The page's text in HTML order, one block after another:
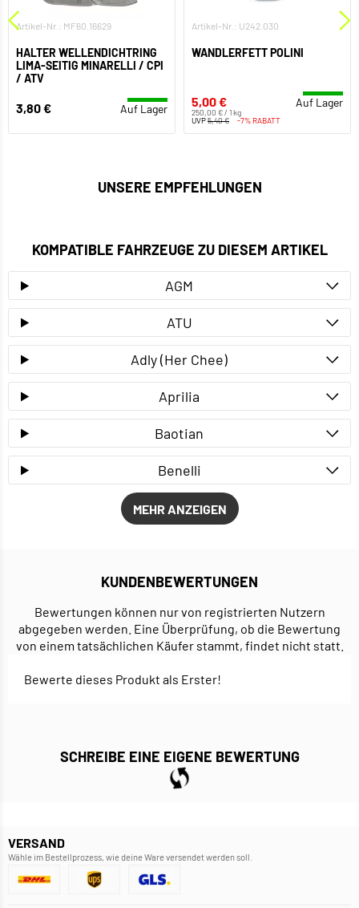
Artikel-Nr.: MF60.16629
HALTER WELLENDICHTRING
LIMA-SEITIG MINARELLI / CPI
/ ATV
3,80 € Auf Lager
Artikel-Nr.: U242.030
WANDLERFETT POLINI
5,00 €
250,00 € / 1 kg
Auf Lager
UVP5,40 € -7% RABATT
UNSERE EMPFEHLUNGEN
KOMPATIBLE FAHRZEUGE ZU DIESEM ARTIKEL
AGM
ATU
Adly (Her Chee)
Aprilia
Baotian
Benelli
MEHR ANZEIGEN
KUNDENBEWERTUNGEN
Bewertungen können nur von registrierten Nutzern
abgegeben werden. Eine Überprüfung, ob die Bewertung
von einem tatsächlichen Käufer stammt, findet nicht statt.
Bewerte dieses Produkt als Erster!
SCHREIBE EINE EIGENE BEWERTUNG
VERSAND
Wähle im Bestellprozess, wie deine Ware versendet werden soll.